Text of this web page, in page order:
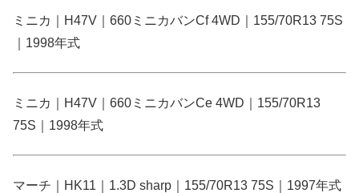
ミニカ｜H47V｜660ミニカバンCf 4WD｜155/70R13 75S
｜1998年式
ミニカ｜H47V｜660ミニカバンCe 4WD｜155/70R13
75S｜1998年式
マーチ｜HK11｜1.3D sharp｜155/70R13 75S｜1997年式